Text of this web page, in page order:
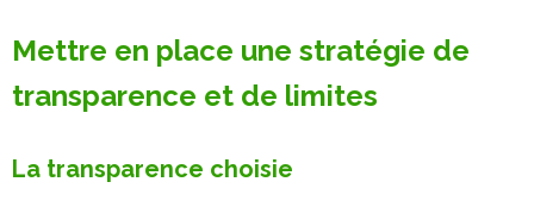
Mettre en place une stratégie de
transparence et de limites
La transparence choisie